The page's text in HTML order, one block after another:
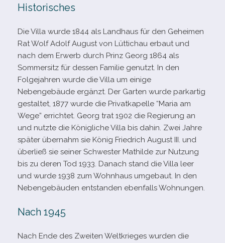
Historisches
Die Villa wurde 1844 als Landhaus für den Geheimen
Rat Wolf Adolf August von Lüttichau erbaut und
nach dem Erwerb durch Prinz Georg 1864 als
Sommersitz für des­sen Familie genutzt. In den
Folgejahren wurde die Villa um einige
Nebengebäude ergänzt. Der Garten wurde park­ar­tig
gestal­tet, 1877 wurde die Privatkapelle “Maria am
Wege” errich­tet. Georg trat 1902 die Regierung an
und nutzte die Königliche Villa bis dahin. Zwei Jahre
spä­ter über­nahm sie König Friedrich August III. und
über­ließ sie sei­ner Schwester Mathilde zur Nutzung
bis zu deren Tod 1933. Danach stand die Villa leer
und wurde 1938 zum Wohnhaus umge­baut. In den
Nebengebäuden ent­stan­den eben­falls Wohnungen.
Nach 1945
Nach Ende des Zweiten Weltkrieges wur­den die